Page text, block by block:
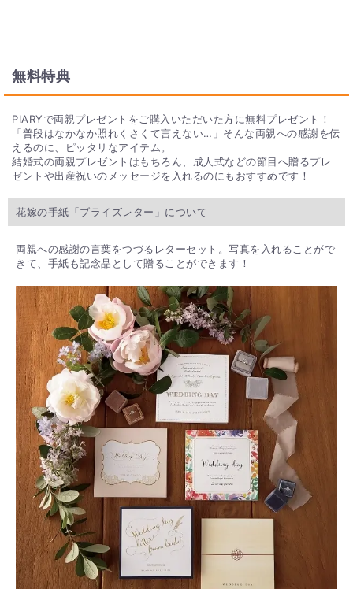
無料特典
PIARYで両親プレゼントをご購入いただいた方に無料プレゼント！
「普段はなかなか照れくさくて言えない…」そんな両親への感謝を伝
えるのに、ピッタリなアイテム。
結婚式の両親プレゼントはもちろん、成人式などの節目へ贈るプレ
ゼントや出産祝いのメッセージを入れるのにもおすすめです！
花嫁の手紙「ブライズレター」について
両親への感謝の言葉をつづるレターセット。写真を入れることがで
きて、手紙も記念品として贈ることができます！